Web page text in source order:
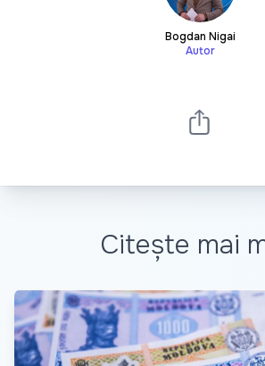
Bogdan Nigai
Autor
Citește mai